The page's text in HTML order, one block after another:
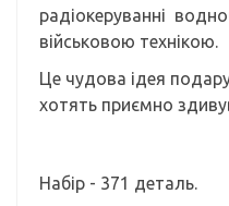
радіокеруванні
військовою технікою.
Це чудова ідея
хотять приємно
Набір - 371 деталь.